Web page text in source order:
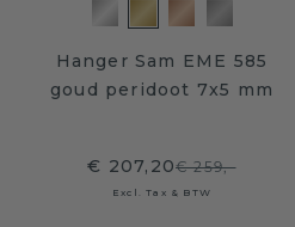
Hanger Sam EME 585
goud peridoot 7x5 mm
€ 207,20€ 259,-
Excl. Tax & BTW